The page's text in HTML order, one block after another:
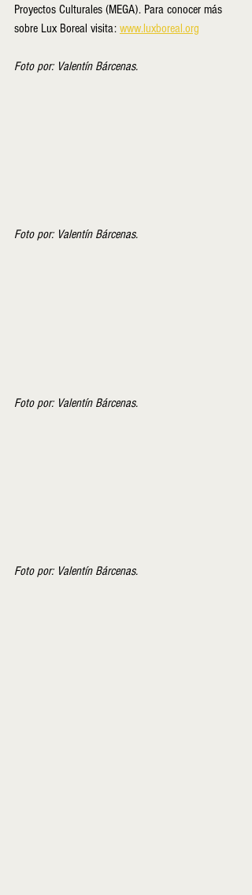
Proyectos Culturales (MEGA). Para conocer más
sobre Lux Boreal visita: www.luxboreal.org
Foto por: Valentín Bárcenas.
Foto por: Valentín Bárcenas.
Foto por: Valentín Bárcenas.
Foto por: Valentín Bárcenas.